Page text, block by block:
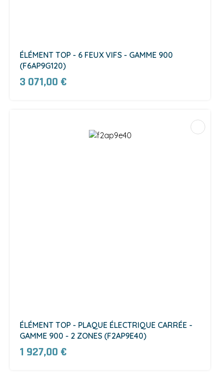
ÉLÉMENT TOP - 6 FEUX VIFS - GAMME 900
(F6AP9G120)
3 071,00 €
ÉLÉMENT TOP - PLAQUE ÉLECTRIQUE CARRÉE -
GAMME 900 - 2 ZONES (F2AP9E40)
1 927,00 €